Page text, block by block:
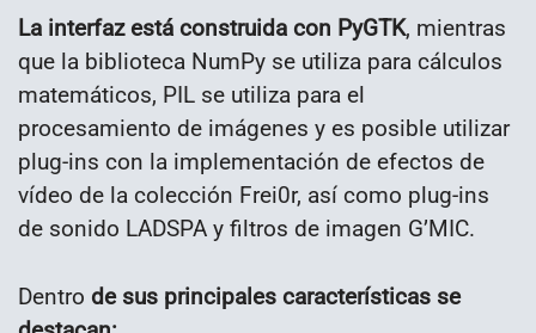
La interfaz está construida con PyGTK, mientras
que la biblioteca NumPy se utiliza para cálculos
matemáticos, PIL se utiliza para el
procesamiento de imágenes y es posible utilizar
plug-ins con la implementación de efectos de
vídeo de la colección Frei0r, así como plug-ins
de sonido LADSPA y filtros de imagen G’MIC.
Dentro de sus principales características se